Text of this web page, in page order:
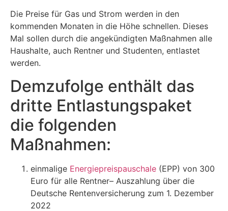
Die Preise für Gas und Strom werden in den
kommenden Monaten in die Höhe schnellen. Dieses
Mal sollen durch die angekündigten Maßnahmen alle
Haushalte, auch Rentner und Studenten, entlastet
werden.
Demzufolge enthält das
dritte Entlastungspaket
die folgenden
Maßnahmen:
einmalige Energiepreispauschale (EPP) von 300
Euro für alle Rentner– Auszahlung über die
Deutsche Rentenversicherung zum 1. Dezember
2022